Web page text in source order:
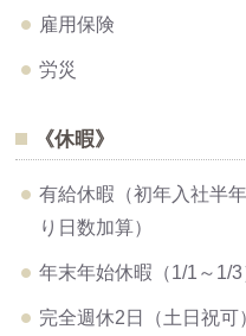
雇用保険
労災
《休暇》
有給休暇（初年入社半
り日数加算）
年末年始休暇（1/1～1/3
完全週休2日（土日祝可